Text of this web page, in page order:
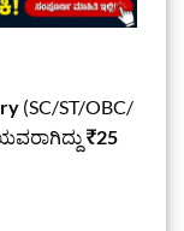
(SC/ST/OBC/
₹25